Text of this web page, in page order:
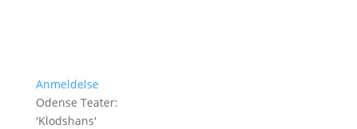
Anmeldelse
Odense Teater:
'Klodshans'